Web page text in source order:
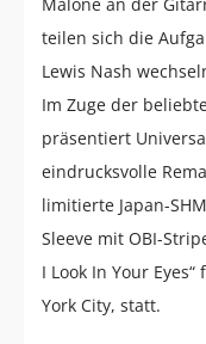
teilen sich die
Lewis Nash
Im Zuge der
präsentiert
eindrucksvolle
limitierte Japan-
Sleeve mit OBI-
I Look In Your
York City, statt.